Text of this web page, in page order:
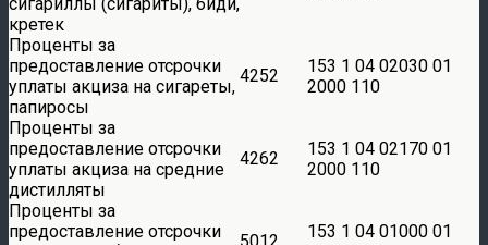
кретек
Проценты за
предоставление отсрочки
уплаты акциза на сигареты,
папиросы
4252
153 1 04 02030 01
2000 110
Проценты за
предоставление отсрочки
уплаты акциза на средние
дистилляты
4262
153 1 04 02170 01
2000 110
Проценты за
предоставление отсрочки
153 1 04 01000 01